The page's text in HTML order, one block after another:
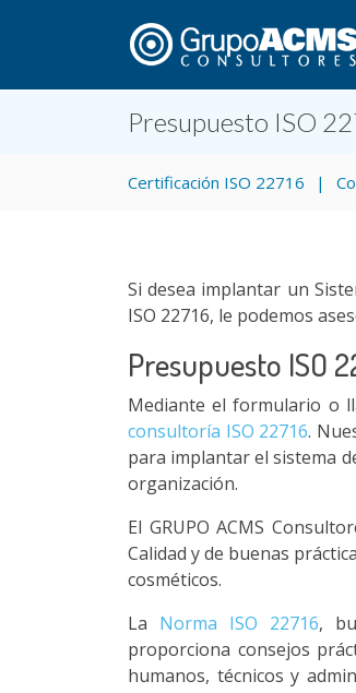
Presupuesto ISO
Certificación ISO 22716
Si desea implantar un
ISO 22716, le podemos
Presupuesto ISO
Mediante el formulario o
consultoría ISO 22716.
para implantar el sistema
organización.
El GRUPO ACMS
Calidad y de buenas
cosméticos.
La Norma ISO 22716,
proporciona consejos
humanos, técnicos y